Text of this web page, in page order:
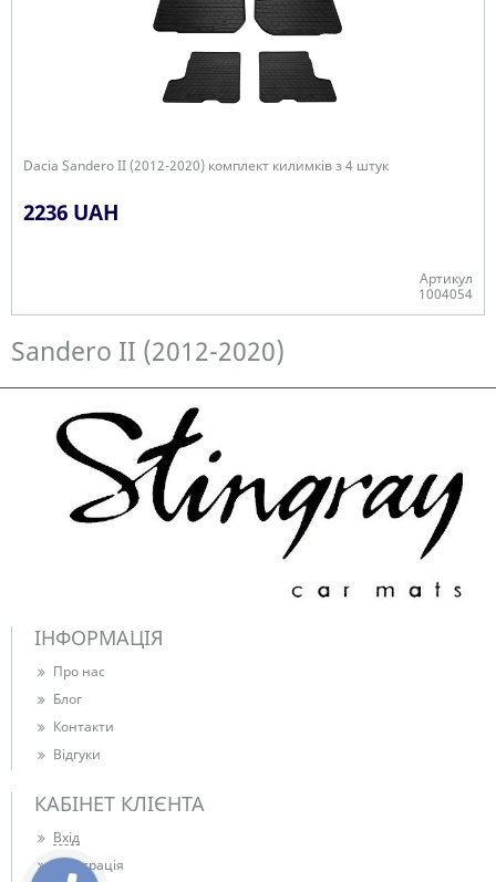
Dacia Sandero II (2012-2020) комплект килимків з 4 штук
2236 UAH
Артикул
1004054
Sandero II (2012-2020)
ІНФОРМАЦІЯ
Про нас
Блог
Контакти
Відгуки
КАБІНЕТ КЛІЄНТА
Вхід
Реєстрація